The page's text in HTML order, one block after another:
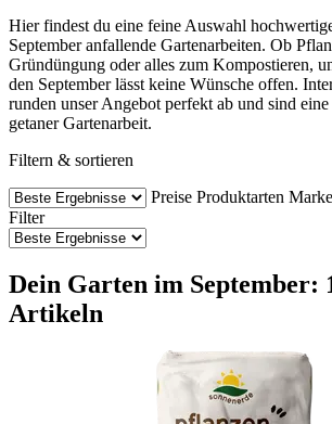
Hier findest du eine feine Auswahl
September anfallende Gartenarbeiten. Ob
Gründüngung oder alles zum Kompostieren,
den September lässt keine Wünsche offen.
runden unser Angebot perfekt ab und sind
getaner Gartenarbeit.
Filtern & sortieren
Preise Produktarten
Filter
Dein Garten im September:
Artikeln